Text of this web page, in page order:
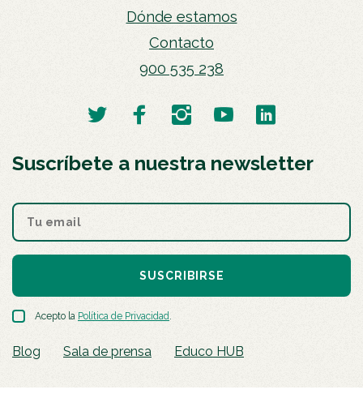
Dónde estamos
Contacto
900 535 238
Suscríbete a nuestra newsletter
SUSCRIBIRSE
Acepto la Política de Privacidad.
Blog Sala de prensa Educo HUB